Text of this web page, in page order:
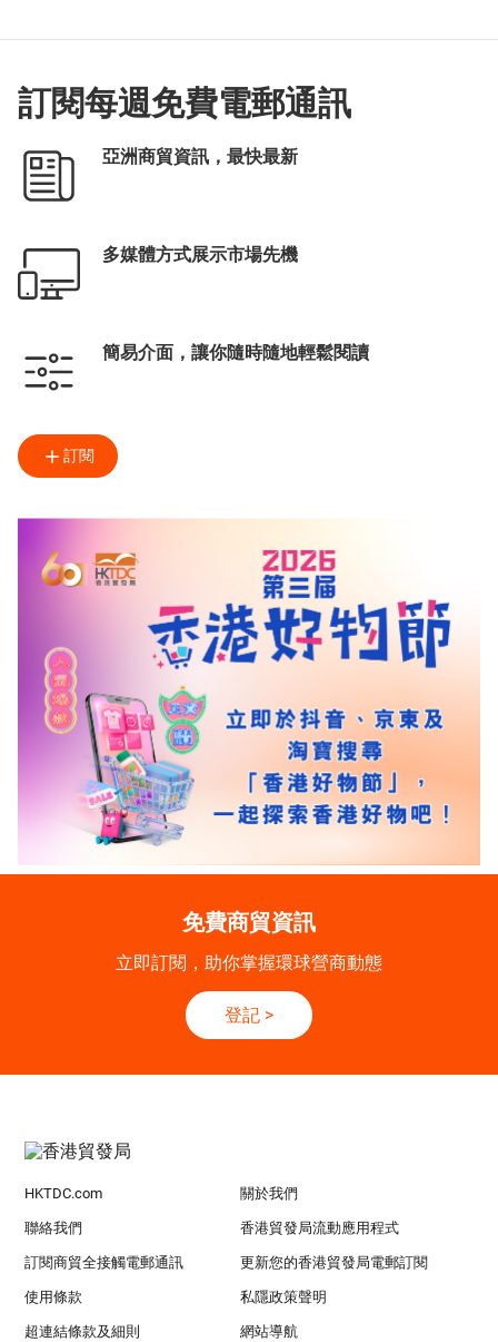
數碼轉型
訂閱每週免費電郵通訊
亞洲商貿資訊，最快最新
多媒體方式展示市場先機
簡易介面，讓你隨時隨地輕鬆閱讀
訂閱
免費商貿資訊
立即訂閱，助你掌握環球營商動態
登記 >
HKTDC.com 關於我們
聯絡我們 香港貿發局流動應用程式
訂閱商貿全接觸電郵通訊 更新您的香港貿發局電郵訂閱
使用條款 私隱政策聲明
超連結條款及細則 網站導航